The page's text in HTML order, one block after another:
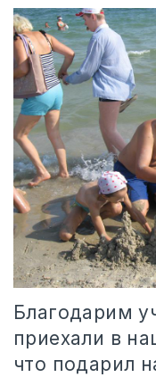
Благодарим
приехали в
что подарил